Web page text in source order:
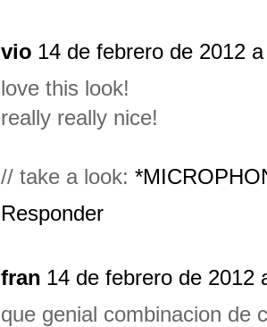
vio 14 de febrero de 2012
love this look!
really really nice!
// take a look:
Responder
fran 14 de febrero de 2012
que genial combinacion de